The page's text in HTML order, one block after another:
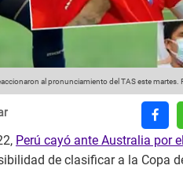
al pronunciamiento del TAS este martes.
Perú cayó ante Australia por
de clasificar a la Copa